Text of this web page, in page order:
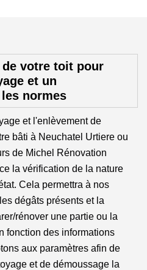
votre toit pour
et un
normes
et l'enlèvement de
bâti à Neuchatel Urtiere ou
de Michel Rénovation
la vérification de la nature
Cela permettra à nos
dégâts présents et la
rénover une partie ou la
fonction des informations
aux paramètres afin de
et de démoussage la